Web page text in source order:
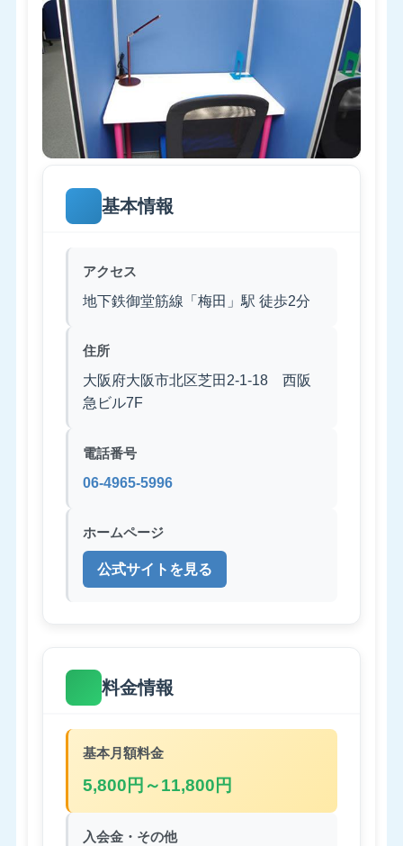
基本情報
アクセス
地下鉄御堂筋線「梅田」駅 徒歩2分
住所
大阪府大阪市北区芝田2-1-18 西阪
急ビル7F
電話番号
06-4965-5996
ホームページ
公式サイトを見る
料金情報
基本月額料金
5,800円～11,800円
入会金・その他